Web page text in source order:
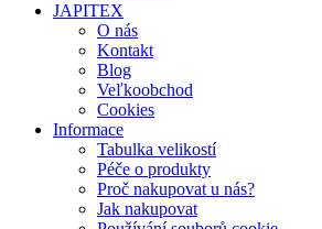
JAPITEX
O nás
Kontakt
Blog
Veľkoobchod
Cookies
Informace
Tabulka velikostí
Péče o produkty
Proč nakupovat u nás?
Jak nakupovat